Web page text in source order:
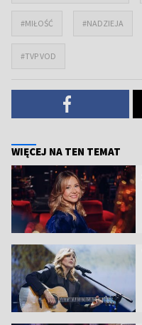
#MIŁOŚĆ #NADZIEJA
#TVP VOD
WIĘCEJ NA TEN TEMAT